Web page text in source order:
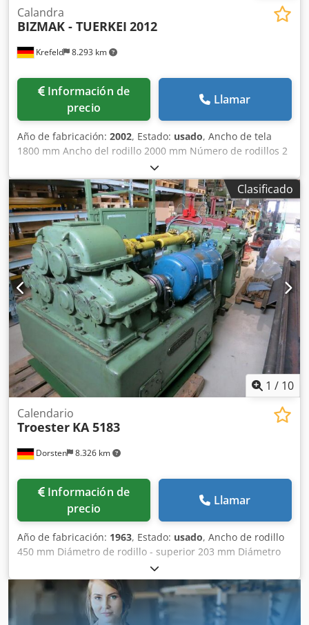
Krefeld 8.293 km
Calandra
BIZMAK - TUERKEI 2012
Información de
precio
Llamar
Año de fabricación: 2002, Estado: usado, Ancho de tela
1800 mm Ancho del rodillo 2000 mm Número de rodillos 2
uds./ud. Rodillo superior grabado o diámetro de acero
Diámetro del rodillo superior 210 mm Calefacción - Rodillo
superior eléctrico Rodillo inferior de goma de diámetro
Diámetro del rodillo inferior 300 mm cubierta de rodillo -
goma blanda 95°Sh peso 2 t Dsdpfx Akst An E Rjkokr
Requerimientos de espacio aprox. 3,0 x 1,5 x 1,8 m
Calandria de gofrado con rodillo superior reemplazable,
Los siguientes rodillos de repuesto están incluidos con la
máquina: 1 rodillo de acero cromado, 3 rodillos de
grabado, varios diseños, 1 rodillo inferior de repuesto con
revestimiento de goma, En el lado de salida hay un
pequeño muelle ascendente de bobinado, ATENCIÓN: el
control eléctrico está defectuoso y debe ser reemplazado -
Por eso PRECIO ESPECIAL para autoproducción,
Clasificado
1 / 10
Dorsten 8.326 km
Calendario
Troester KA 5183
Información de
precio
Llamar
Año de fabricación: 1963, Estado: usado, Ancho de rodillo
450 mm Diámetro de rodillo - superior 203 mm Diámetro
de rodillo - inferior 203 mm Potencia 8,8 kW Abertura mín.
entre rodillos 0,1 mm Abertura máx. entre rodillos 47 mm
Velocidad de giro rodillo delantero/trasero 5-30 rpm
Velocidad lineal rodillo delantero/trasero 3,2-19,1 m/min